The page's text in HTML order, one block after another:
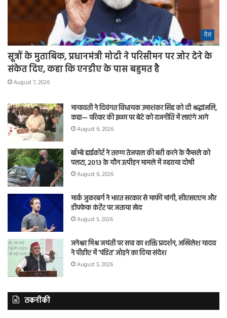
देश
सूत्रों के मुताबिक, प्रधानमंत्री मोदी ने परिसीमन पर जोर देने के
संकेत दिए, कहा कि एनडीए के पास बहुमत है
August 7, 2026
मायावती ने दिवंगत विधायक उमाशंकर सिंह को दी श्रद्धांजलि,
कहा— परिवार की इच्छा पर बेटे को राजनीति में लाएंगे आगे
August 6, 2026
बॉम्बे हाईकोर्ट ने तरुण तेजपाल की बरी करने के फैसले को
पलटा, 2013 के यौन उत्पीड़न मामले में ठहराया दोषी
August 6, 2026
मार्क जुकरबर्ग ने भारत सरकार से माफी मांगी, सीएसएएम और
डीपफेक कंटेंट पर जताया खेद
August 5, 2026
जनेश्वर मिश्र जयंती पर सपा का शक्ति प्रदर्शन, अखिलेश यादव
ने पीडीए में ‘पंडित’ जोड़ने का दिया संदेश
August 5, 2026
तकनीकी